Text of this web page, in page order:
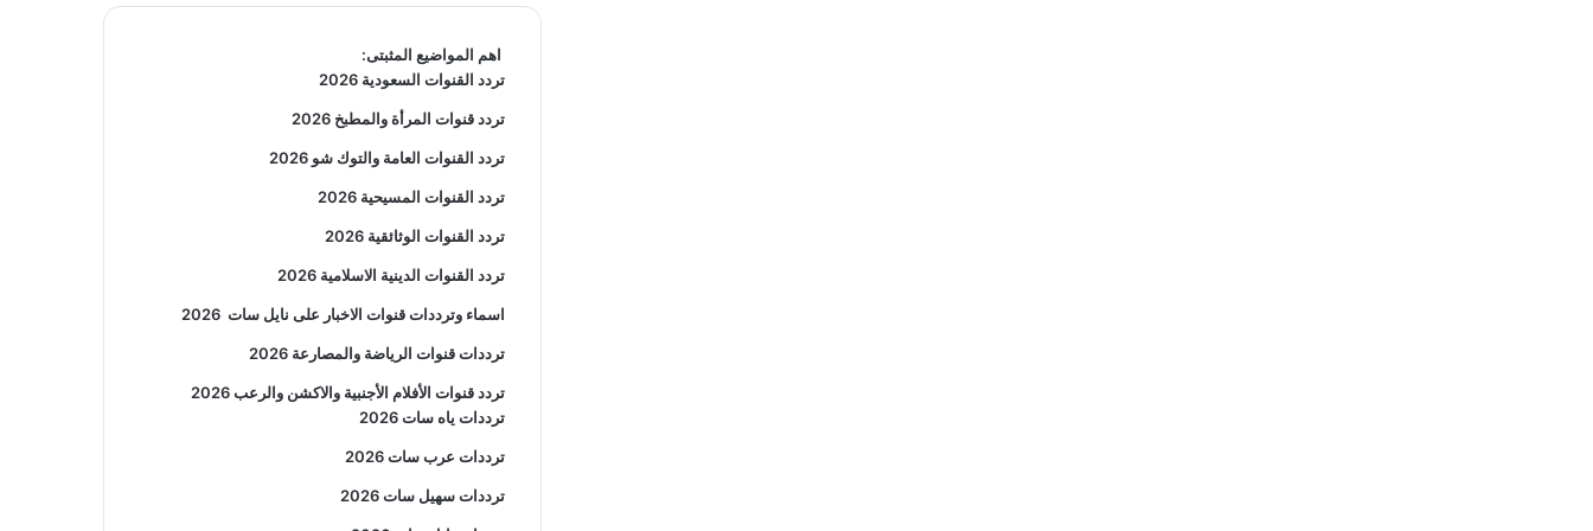
اهم المواضيع المثبتى:
تردد القنوات السعودية 2026
تردد قنوات المرأة والمطبخ 2026
تردد القنوات العامة والتوك شو 2026
تردد القنوات المسيحية 2026
تردد القنوات الوثائقية 2026
تردد القنوات الدينية الاسلامية 2026
اسماء وترددات قنوات الاخبار على نايل سات2026
ترددات قنوات الرياضة والمصارعة2026
تردد قنوات الأفلام الأجنبية والاكشن والرعب2026
ترددات ياه سات 2026
ترددات عرب سات 2026
ترددات سهيل سات 2026